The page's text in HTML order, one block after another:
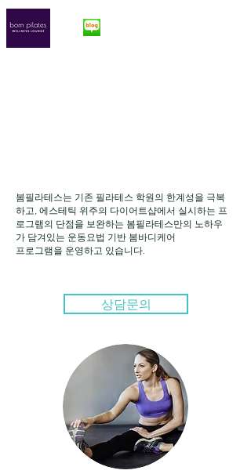
봄필라테스는 기존 필라테스 학원의 한계성을 극복
하고, 에스테틱 위주의 다이어트샵에서 실시하는 프
로그램의 단점을 보완하는 봄필라테스만의 노하우
가 담겨있는 운동요법 기반 봄바디케어
프로그램을 운영하고 있습니다.
상담문의